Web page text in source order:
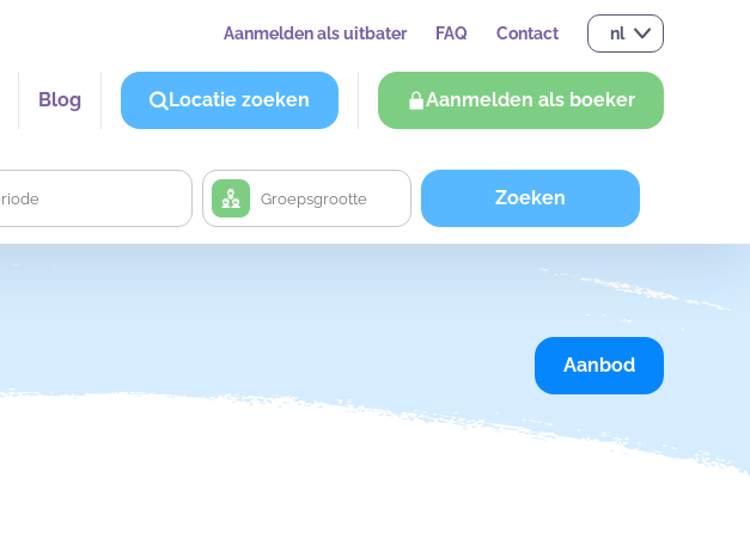
Aanmelden als uitbater FAQ Contact nl
Blog Locatie zoeken Aanmelden als boeker
Zoeken
Aanbod